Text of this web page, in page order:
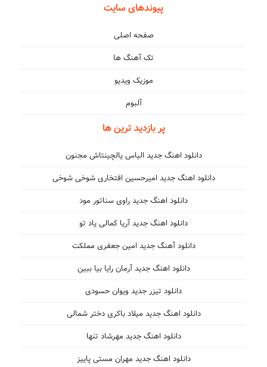
پیوندهای سایت
صفحه اصلی
تک آهنگ ها
موزیک ویدیو
آلبوم
پر بازدید ترین ها
دانلود اهنگ جدید الیاس یالچینتاش مجنون
دانلود اهنگ جدید امیرحسین افتخاری شوخی شوخی
دانلود اهنگ جدید راوی سناتور مود
دانلود اهنگ جدید آریا کمالی یاد تو
دانلود آهنگ جدید امین جعفری مملکت
دانلود اهنگ جدید آرمان رایا بیا ببین
دانلود تیزر جدید ویوان حسودی
دانلود اهنگ جدید میلاد باکری دختر شمالی
دانلود اهنگ جدید مهرشاد تنها
دانلود اهنگ جدید مهران مستی پاییز